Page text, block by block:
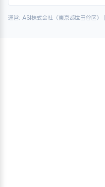
運営: ASI株式会社（東京都世田谷区）｜